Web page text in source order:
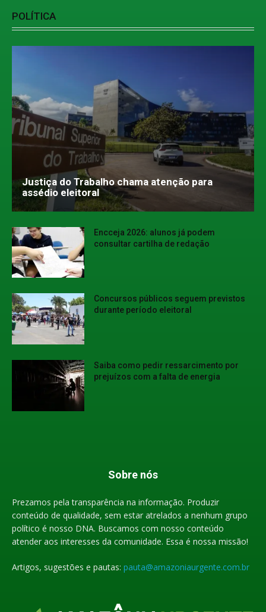
POLÍTICA
Justiça do Trabalho chama atenção para
assédio eleitoral
Encceja 2026: alunos já podem
consultar cartilha de redação
Concursos públicos seguem previstos
durante período eleitoral
Saiba como pedir ressarcimento por
prejuízos com a falta de energia
Sobre nós
Prezamos pela transparência na informação. Produzir
conteúdo de qualidade, sem estar atrelados a nenhum grupo
político é nosso DNA. Buscamos com nosso conteúdo
atender aos interesses da comunidade. Essa é nossa missão!
Artigos, sugestões e pautas: pauta@amazoniaurgente.com.br